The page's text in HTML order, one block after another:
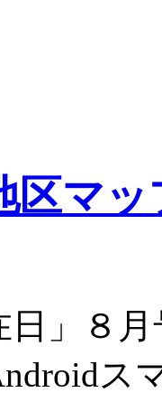
区マ
日」８
ス